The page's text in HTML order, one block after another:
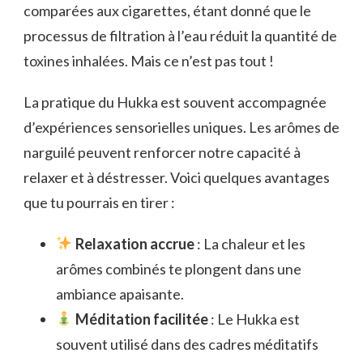
comparées aux cigarettes, étant donné que le
processus de filtration à l’eau réduit la quantité de
toxines inhalées. Mais ce n’est pas tout !
La pratique du Hukka est souvent accompagnée
d’expériences sensorielles uniques. Les arômes de
narguilé peuvent renforcer notre capacité à
relaxer et à déstresser. Voici quelques avantages
que tu pourrais en tirer :
Relaxation accrue: La chaleur et les
arômes combinés te plongent dans une
ambiance apaisante.
Méditation facilitée: Le Hukka est
souvent utilisé dans des cadres méditatifs